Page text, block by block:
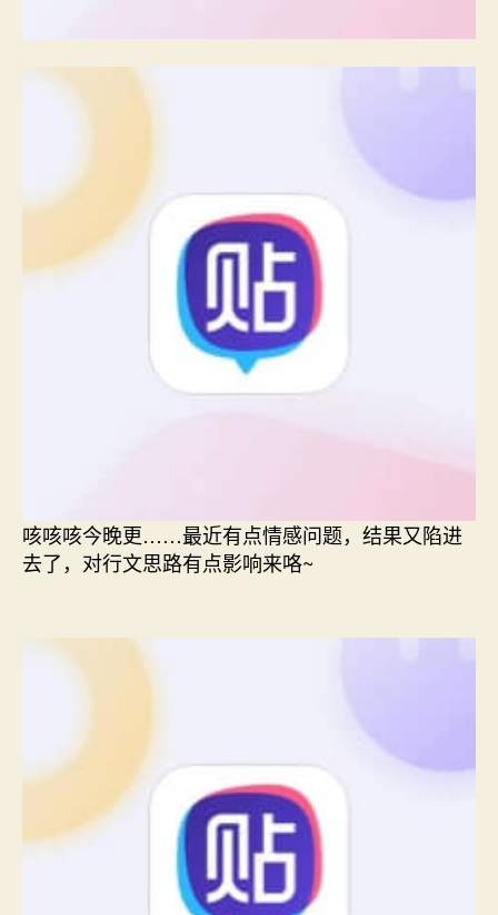
咳咳咳今晚更……最近有点情感问题，结果又陷进
去了，对行文思路有点影响来咯~